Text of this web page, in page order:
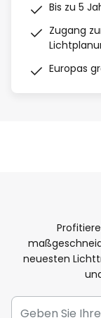
Bis zu 5
Zugang
Europas
neuesten